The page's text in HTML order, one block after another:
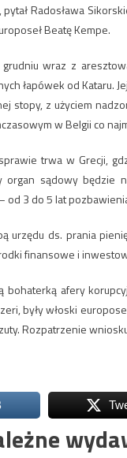
Radosława
Beatę Kempe.
wraz z
łapówek od Kataru.
stopy, z użyciem
w Belgii co
trwa w Grecji,
sądowy będzie
od 3 do 5 lat
urzędu ds. prania
finansowe i
bohaterką afery
były włoski
Rozpatrzenie